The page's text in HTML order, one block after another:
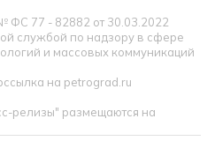
ФС 77 - 82882 от 30.03.2022
службой по надзору в сфере
и массовых коммуникаций
на petrograd.ru
релизы" размещаются на